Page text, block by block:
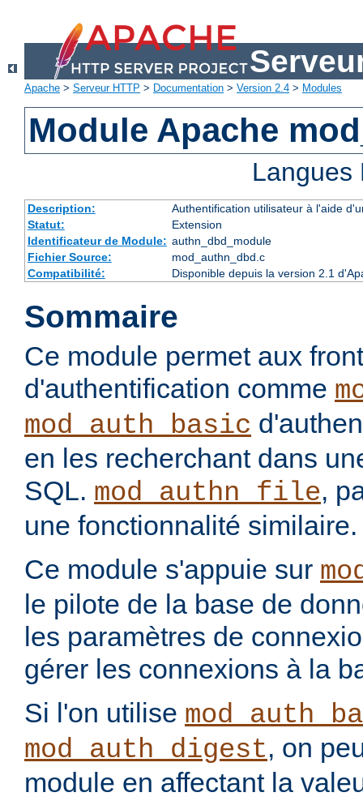
Apache > Serveur HTTP > Documentation > Version 2.4 > Modules
Module Apache
Description:
Authentification utilisateur à l'aide
Statut:
Extension
Identificateur de Module: authn_dbd_module
Fichier Source:
mod_authn_dbd.c
Compatibilité:
Disponible depuis la version 2.1
Sommaire
Ce module permet aux
d'authentification comme
mod_auth_basic
en les recherchant dans
SQL. mod_authn_file,
une fonctionnalité similaire.
Ce module s'appuie sur
le pilote de la base de
les paramètres de
gérer les connexions à la
Si l'on utilise
mod_auth_digest, on
module en affectant la